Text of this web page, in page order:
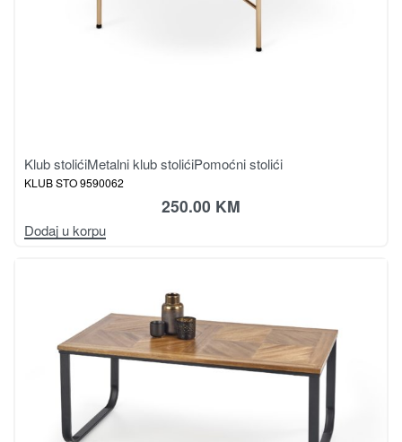
Klub stolićiMetalni klub stolićiPomoćni stolići
KLUB STO 9590062
250.00 KM
Dodaj u korpu